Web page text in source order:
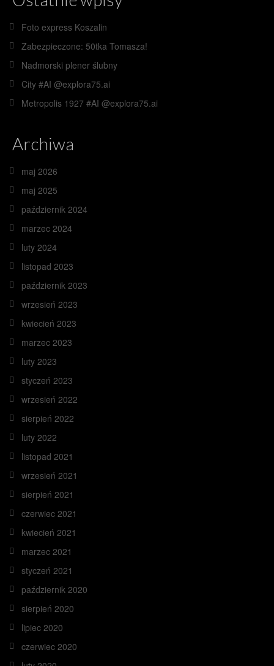
Foto express Koszalin
Zabezpieczone: 50tka Tomasza!
Nadmorski plener ślubny
City #AI @explora75.ai
Metropolis 1927 #AI @explora75.ai
Archiwa
maj 2026
maj 2025
październik 2024
marzec 2024
luty 2024
listopad 2023
październik 2023
wrzesień 2023
kwiecień 2023
marzec 2023
luty 2023
styczeń 2023
wrzesień 2022
sierpień 2022
luty 2022
listopad 2021
wrzesień 2021
sierpień 2021
czerwiec 2021
kwiecień 2021
marzec 2021
styczeń 2021
październik 2020
sierpień 2020
lipiec 2020
czerwiec 2020